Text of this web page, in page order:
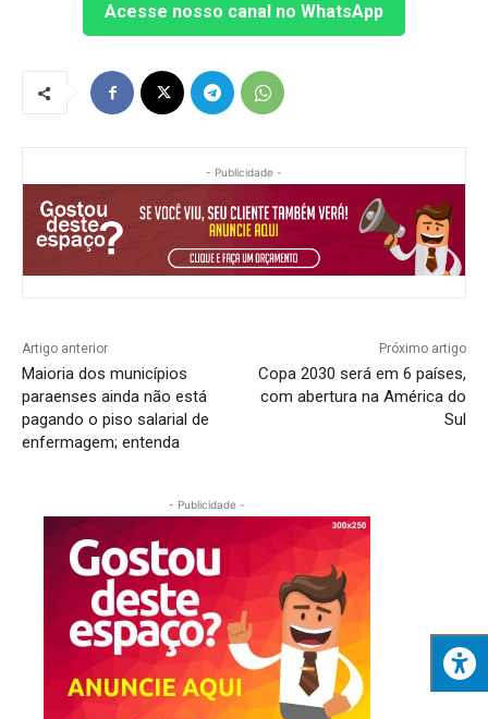
Acesse nosso canal no WhatsApp
- Publicidade -
Artigo anterior
Maioria dos municípios
paraenses ainda não está
pagando o piso salarial de
enfermagem; entenda
Próximo artigo
Copa 2030 será em 6 países,
com abertura na América do
Sul
- Publicidade -